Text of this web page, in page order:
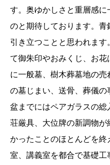
す。奥ゆかしさと重層感
のと期待しております。
引き立つことと思われま
て御朱印やおみくじ、お
に一般墓、樹木葬墓地の
の墓じまい、送骨、葬儀
盆までにはペアガラスの総
荘厳具、大位牌の新調物
かったことのほとんどを
室、講義室を都合で基礎